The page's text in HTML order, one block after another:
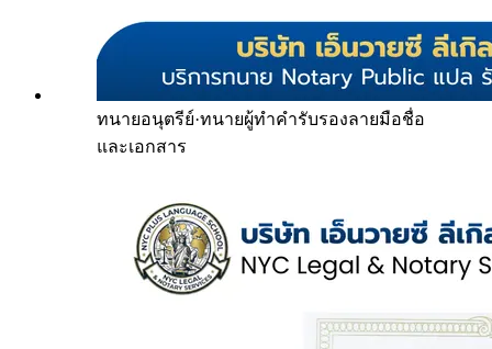
ทนายอนุตรีย์·ทนายผู้ทำคำรับรองลายมือชื่อ
และเอกสาร